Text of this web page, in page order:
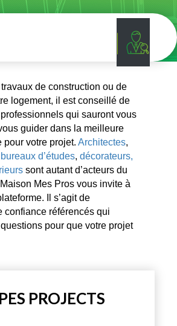
de construction ou de
logement, il est conseillé de
qui sauront vous
guider dans la meilleure
pour votre projet. Architectes,
bureaux d’études, décorateurs,
sont autant d’acteurs du
Mes Pros vous invite à
Il s’agit de
confiance référencés qui
pour que votre projet
PROJECTS